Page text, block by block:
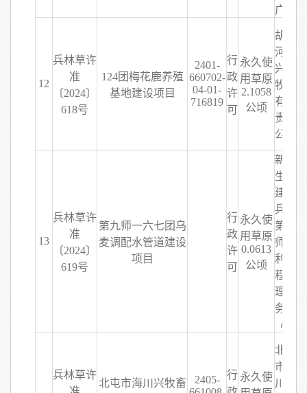
广站
12
兵林草许
准
〔2024〕
618号
124团梅花鹿养殖
基地建设项目
2401-
660702-
04-01-
716819
行
政
许
可
永久使
用草原
2.1058
公顷
胡杨
河市
兴垦
牧业
有限
责任
公司
13
兵林草许
准
〔2024〕
619号
第九师一六七团乌
麦调配水管道建设
项目
行
政
许
可
永久使
用草原
0.0613
公顷
新疆
生产
建设
兵团
第九
师水
利工
程管
理服
务中
心
兵林草许
北屯市海川兴牧畜
2405-
行 永久使
北屯
市海
川兴